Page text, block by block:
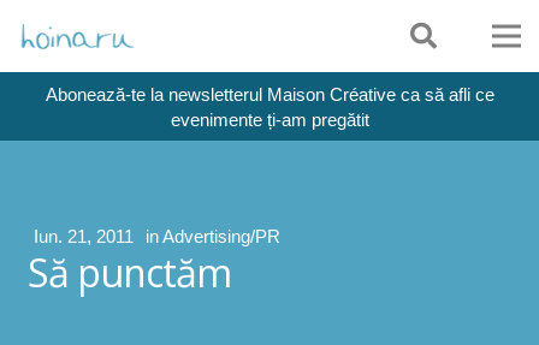
Abonează-te la newsletterul Maison Créative ca să afli ce
evenimente ți-am pregătit
Iun. 21, 2011 inAdvertising/PR
Să punctăm